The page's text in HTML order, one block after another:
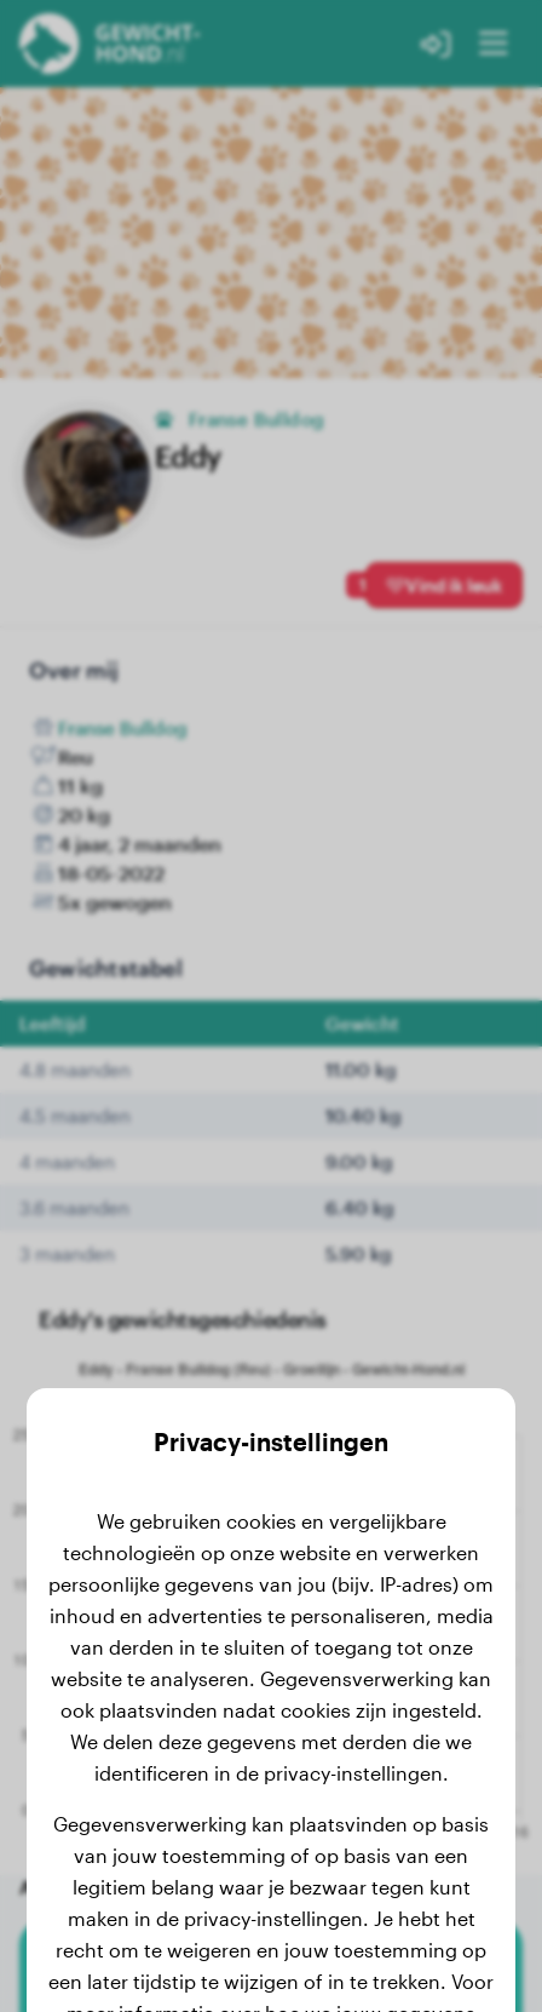
Franse Bulldog
Eddy
1 Vind ik leuk
Over mij
Franse Bulldog
Reu
11 kg
20 kg
4 jaar, 2 maanden
18-05-2022
5x gewogen
Gewichtstabel
Leeftijd Gewicht
4.8 maanden 11.00 kg
4.5 maanden 10.40 kg
4 maanden 9.00 kg
3.6 maanden 6.40 kg
3 maanden 5.90 kg
Eddy's gewichtsgeschiedenis
Andere willekeurige honden
Hovawart
Privacy-instellingen
We gebruiken cookies en vergelijkbare
technologieën op onze website en verwerken
persoonlijke gegevens van jou (bijv. IP-adres) om
inhoud en advertenties te personaliseren, media
van derden in te sluiten of toegang tot onze
website te analyseren. Gegevensverwerking kan
ook plaatsvinden nadat cookies zijn ingesteld.
We delen deze gegevens met derden die we
identificeren in de privacy-instellingen.
Gegevensverwerking kan plaatsvinden op basis
van jouw toestemming of op basis van een
legitiem belang waar je bezwaar tegen kunt
maken in de privacy-instellingen. Je hebt het
recht om te weigeren en jouw toestemming op
een later tijdstip te wijzigen of in te trekken. Voor